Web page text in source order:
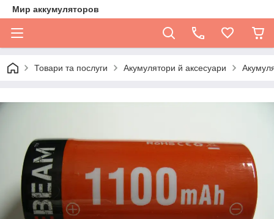
Мир аккумуляторов
Товари та послуги Акумулятори й аксесуари